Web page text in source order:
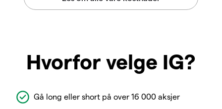
Hvorfor velge IG?
Gå long eller short på over 16 000 aksjer